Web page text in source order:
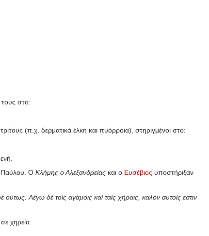
τους στο:
(π.χ. δερματικά έλκη και πυόρροια), στηριγμένοι στο:
Παύλου. Ο Κλήμης ο Αλεξανδρείας και ο Ευσέβιος υποστήριξαν
Λέγω δέ τοίς αγάμοις καί ταίς χήραις, καλόν αυτοίς εστιν
χηρεία.